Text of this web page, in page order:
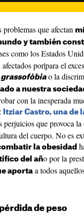
que afectan
y también
como los Estados
por|para el
grassofòbiao la
a nuestra
con la inesperada
Itziar Castro, una de
perjuicios que provoca
del cuerpo. No es
la obesidad
del año por la
aporta a todos
de peso